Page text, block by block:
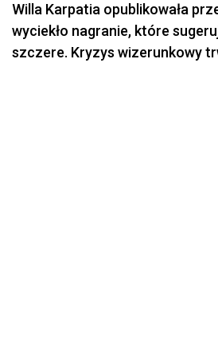
Willa Karpatia opublikowała
wyciekło nagranie, które
szczere. Kryzys wizerunkowy